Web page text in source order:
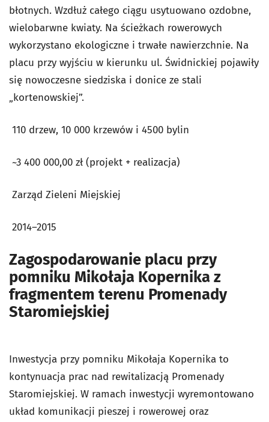
błotnych. Wzdłuż całego ciągu usytuowano ozdobne,
wielobarwne kwiaty. Na ścieżkach rowerowych
wykorzystano ekologiczne i trwałe nawierzchnie. Na
placu przy wyjściu w kierunku ul. Świdnickiej pojawiły
się nowoczesne siedziska i donice ze stali
„kortenowskiej”.
110 drzew, 10 000 krzewów i 4500 bylin
~3 400 000,00 zł (projekt + realizacja)
Zarząd Zieleni Miejskiej
2014–2015
Zagospodarowanie placu przy
pomniku Mikołaja Kopernika z
fragmentem terenu Promenady
Staromiejskiej
Inwestycja przy pomniku Mikołaja Kopernika to
kontynuacja prac nad rewi­talizacją Promenady
Staromiejskiej. W ramach inwestycji wyremon­towano
układ komunikacji pieszej i rowerowej oraz